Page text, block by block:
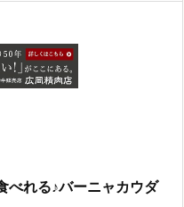
べれる♪バーニャカウダ